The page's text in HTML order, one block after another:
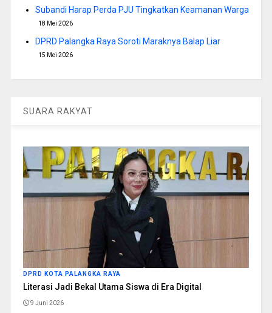
Subandi Harap Perda PJU Tingkatkan Keamanan Warga
18 Mei 2026
DPRD Palangka Raya Soroti Maraknya Balap Liar
15 Mei 2026
SUARA RAKYAT
DPRD KOTA PALANGKA RAYA
Literasi Jadi Bekal Utama Siswa di Era Digital
9 Juni 2026